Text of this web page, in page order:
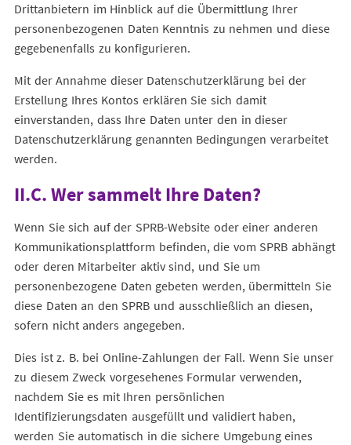
Drittanbietern im Hinblick auf die Übermittlung Ihrer
personenbezogenen Daten Kenntnis zu nehmen und diese
gegebenenfalls zu konfigurieren.
Mit der Annahme dieser Datenschutzerklärung bei der
Erstellung Ihres Kontos erklären Sie sich damit
einverstanden, dass Ihre Daten unter den in dieser
Datenschutzerklärung genannten Bedingungen verarbeitet
werden.
II.C. Wer sammelt Ihre Daten?
Wenn Sie sich auf der SPRB-Website oder einer anderen
Kommunikationsplattform befinden, die vom SPRB abhängt
oder deren Mitarbeiter aktiv sind, und Sie um
personenbezogene Daten gebeten werden, übermitteln Sie
diese Daten an den SPRB und ausschließlich an diesen,
sofern nicht anders angegeben.
Dies ist z. B. bei Online-Zahlungen der Fall. Wenn Sie unser
zu diesem Zweck vorgesehenes Formular verwenden,
nachdem Sie es mit Ihren persönlichen
Identifizierungsdaten ausgefüllt und validiert haben,
werden Sie automatisch in die sichere Umgebung eines